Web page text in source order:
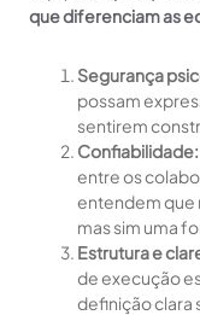
que diferenciam as
Segurança
possam
sentirem
Confiabilidade:
entre os
entendem que
mas sim uma
Estrutura e
de execução
definição clara